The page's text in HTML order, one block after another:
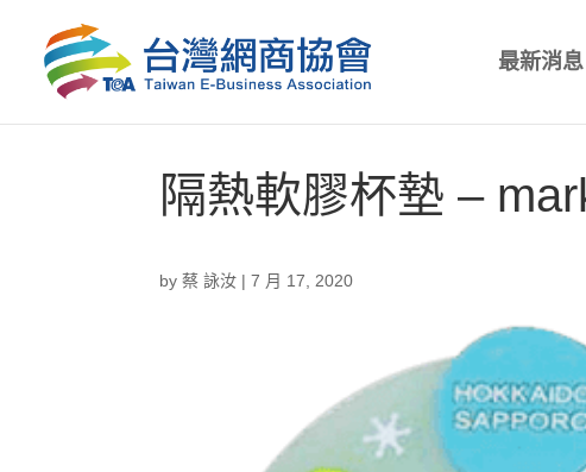
最新消息
隔熱軟膠杯墊 –
by蔡 詠汝 |7 月 17, 2020